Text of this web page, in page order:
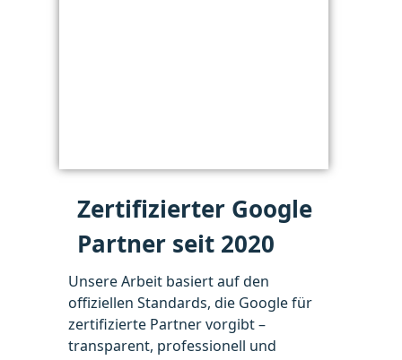
Zertifizierter Google
Partner seit 2020
Unsere Arbeit basiert auf den
offiziellen Standards, die Google für
zertifizierte Partner vorgibt –
transparent, professionell und